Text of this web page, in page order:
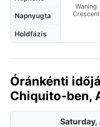
Napnyugta
Holdfázis
Waning
Crescent
Óránkénti
Chiquito-ben,